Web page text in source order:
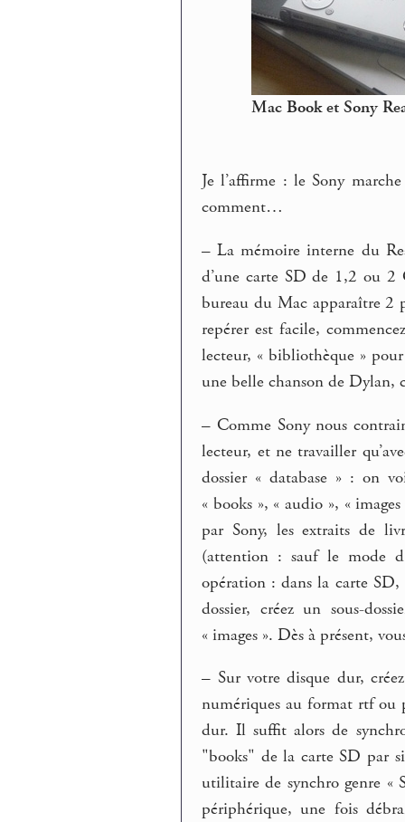
Mac Book et Sony
Je l’affirme : le Sony
comment…
– La mémoire interne du
d’une carte SD de 1,2 ou 2
bureau du Mac apparaître 2
repérer est facile,
lecteur, « bibliothèque »
une belle chanson de Dylan,
– Comme Sony nous
lecteur, et ne travailler
dossier « database » : on
« books », « audio », «
par Sony, les extraits de
(attention : sauf le mode
opération : dans la carte SD,
dossier, créez un sous-
« images ». Dès à présent,
– Sur votre disque dur,
numériques au format rtf ou
dur. Il suffit alors de
"books" de la carte SD par
utilitaire de synchro genre «
périphérique, une fois